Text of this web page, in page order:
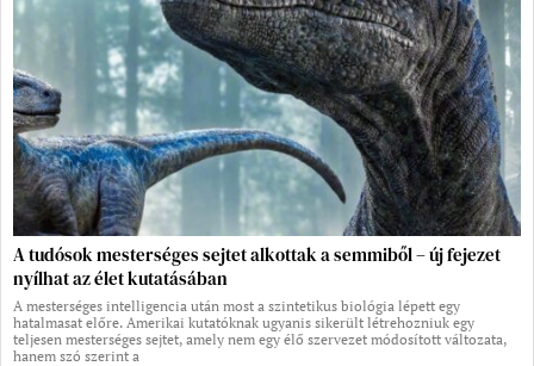
A tudósok mesterséges sejtet alkottak a semmiből – új fejezet
nyílhat az élet kutatásában
A mesterséges intelligencia után most a szintetikus biológia lépett egy
hatalmasat előre. Amerikai kutatóknak ugyanis sikerült létrehozniuk egy
teljesen mesterséges sejtet, amely nem egy élő szervezet módosított változata,
hanem szó szerint a